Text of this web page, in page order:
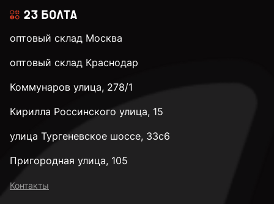
оптовый склад Москва
оптовый склад Краснодар
Коммунаров улица, 278/1
Кирилла Россинского улица, 15
улица Тургеневское шоссе, 33с6
Пригородная улица, 105
Контакты